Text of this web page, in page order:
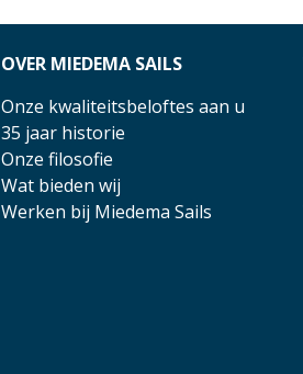
OVER MIEDEMA SAILS
Onze kwaliteitsbeloftes aan u
35 jaar historie
Onze filosofie
Wat bieden wij
Werken bij Miedema Sails